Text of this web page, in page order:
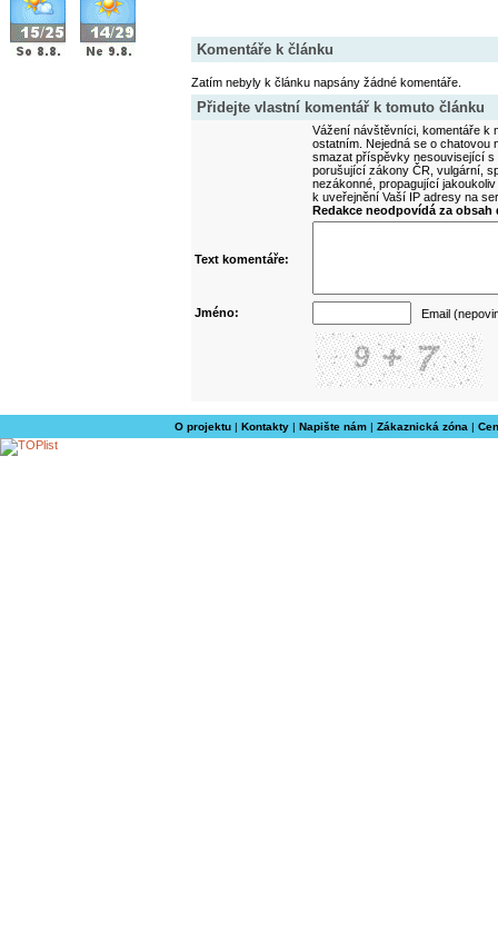
Komentáře k článku
Zatím nebyly k článku napsány žádné komentáře.
Přidejte vlastní komentář k tomuto článku
Vážení návštěvníci, komentáře k
ostatním. Nejedná se o
smazat příspěvky nesouvisející
porušující zákony ČR, vulgární,
nezákonné, propagující
k uveřejnění Vaší IP adresy na
Redakce neodpovídá za
Text komentáře:
Jméno: Email
O projektu| Kontakty| Napište nám| Zákaznická zóna |